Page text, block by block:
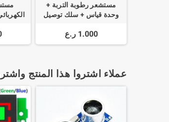
مستشعر رطوبة التربة +
وحدة قياس + سلك توصيل
1.000 ر.ع
عملاء اشتروا هذا المنتج